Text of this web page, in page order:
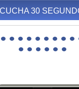
30